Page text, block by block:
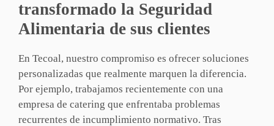
transformado la Seguridad
Alimentaria de sus clientes
En Tecoal, nuestro compromiso es ofrecer soluciones
personalizadas que realmente marquen la diferencia.
Por ejemplo, trabajamos recientemente con una
empresa de catering que enfrentaba problemas
recurrentes de incumplimiento normativo. Tras